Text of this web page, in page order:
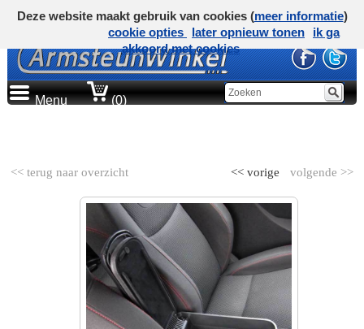
Menu (0)
<< terug naar overzicht volgende >>
<< vorige
Deze website maakt gebruik van cookies (meer informatie)
cookie opties
later opnieuw tonen
ik ga
akkoord met cookies